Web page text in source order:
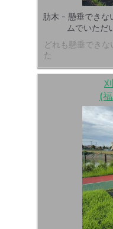
肋木 - 懸垂できな
ムでいた
どれも懸垂できな
た
(